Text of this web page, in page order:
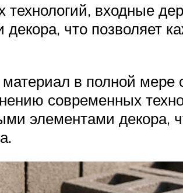
входные
что позволяет
в полной мере
современных
элементами декора,